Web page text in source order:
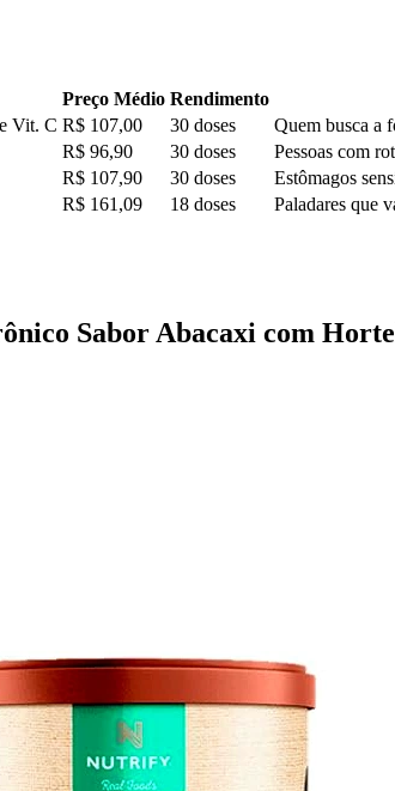
Preço Médio Rendimento
Vit. C R$ 107,00 30 doses
Quem busca a
R$ 96,90 30 doses
Pessoas com
R$ 107,90 30 doses
Estômagos
R$ 161,09 18 doses Paladares que
Sabor Abacaxi com